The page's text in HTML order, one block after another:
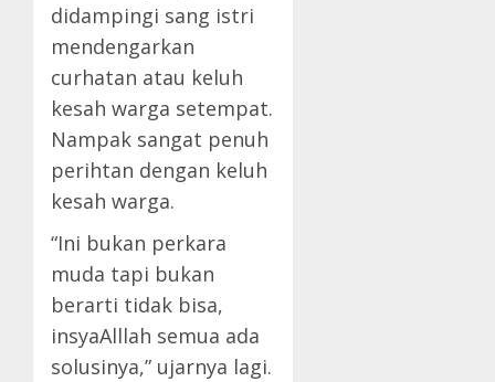
didampingi sang istri
mendengarkan
curhatan atau keluh
kesah warga setempat.
Nampak sangat penuh
perihtan dengan keluh
kesah warga.
“Ini bukan perkara
muda tapi bukan
berarti tidak bisa,
insyaAlllah semua ada
solusinya,” ujarnya lagi.